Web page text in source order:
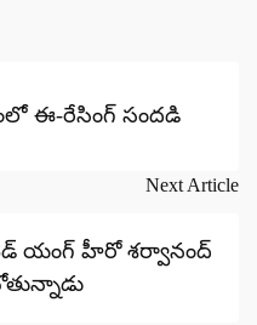
ఈ-రేసింగ్ సందడి
Next Article
యంగ్ హీరో శర్వానంద్